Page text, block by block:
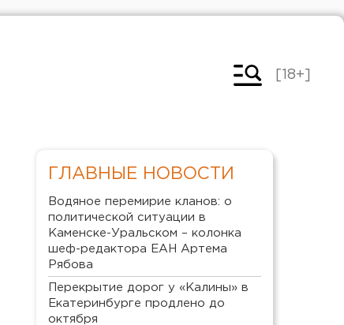
[18+]
ГЛАВНЫЕ НОВОСТИ
Водяное перемирие кланов: о
политической ситуации в
Каменске-Уральском – колонка
шеф-редактора ЕАН Артема
Рябова
Перекрытие дорог у «Калины» в
Екатеринбурге продлено до
октября